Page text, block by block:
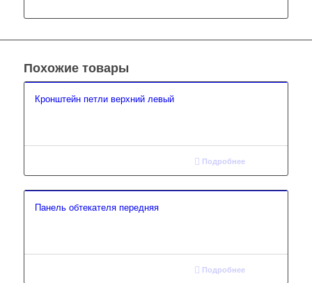
Похожие товары
Кронштейн петли верхний левый
Подробнее
Панель обтекателя передняя
Подробнее